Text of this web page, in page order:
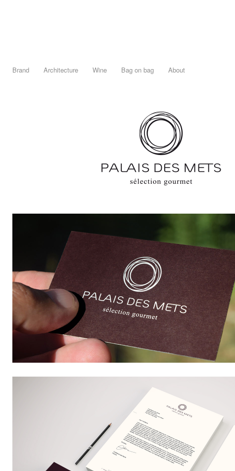
Brand Architecture Wine Bag on bag About